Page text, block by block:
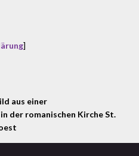
]
aus einer
der romanischen Kirche St.